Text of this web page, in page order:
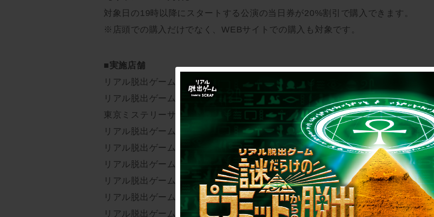
対象日の19時以降にスタートする公演の当日券が20%割引で購入できます。
※店頭での購入だけでなく、WEBサイトでの購入も対象です。
■実施店舗
リアル脱出ゲーム札幌店
リアル脱出ゲーム仙台店
東京ミステリーサーカス
リアル脱出ゲーム原宿店
リアル脱出ゲーム浅草店
リアル脱出ゲーム吉祥寺店
リアル脱出ゲーム横浜店
リアル脱出ゲーム名古屋店
リアル脱出ゲーム京都店